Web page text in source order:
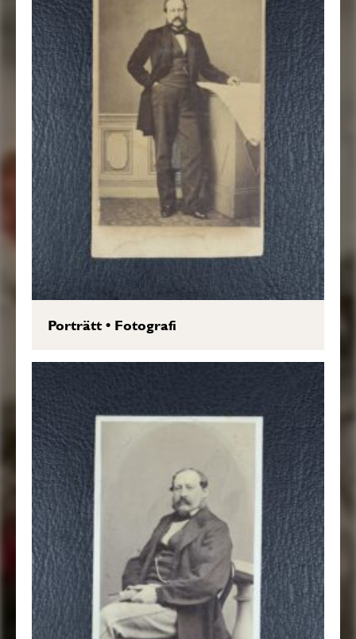
Porträtt• Fotografi